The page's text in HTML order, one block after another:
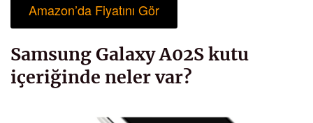
Amazon’da Fiyatını Gör
Samsung Galaxy A02S kutu
içeriğinde neler var?